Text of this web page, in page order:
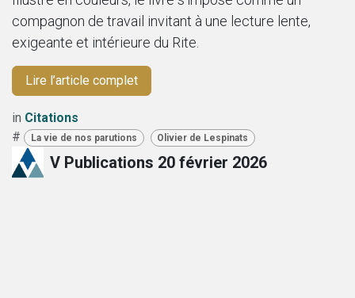
compagnon de travail invitant à une lecture lente,
exigeante et intérieure du Rite.
Lire l’article complet
in Citations
#
La vie de nos parutions Olivier de Lespinats
V Publications 20 février 2026